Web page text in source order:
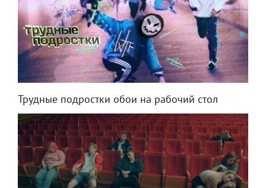
Трудные подростки обои на рабочий стол